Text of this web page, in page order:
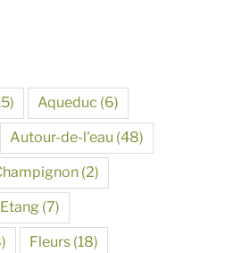
Aqueduc (6)
Autour-de-l'eau (48)
(2)
Etang (7)
Fleurs (18)